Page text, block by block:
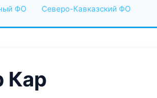
ФО Северо-Кавказский ФО
Кар